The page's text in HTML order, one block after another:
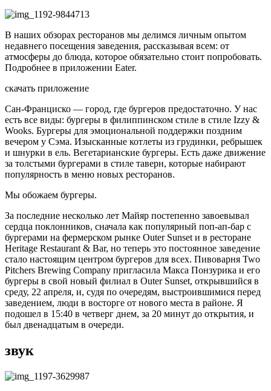
В наших обзорах ресторанов мы делимся личным опытом
недавнего посещения заведения, рассказывая всем: от
атмосферы до блюда, которое обязательно стоит попробовать.
Подробнее в приложении Eater.
скачать приложение
Сан-Франциско — город, где бургеров предостаточно. У нас
есть все виды: бургеры в филиппинском стиле в стиле Izzy &
Wooks. Бургеры для эмоциональной поддержки поздним
вечером у Сэма. Изысканные котлеты из грудинки, ребрышек
и шнурки в ель. Вегетарианские бургеры. Есть даже движение
за толстыми бургерами в стиле таверн, которые набирают
популярность в меню новых ресторанов.
Мы обожаем бургеры.
За последние несколько лет Майяр постепенно завоевывал
сердца поклонников, сначала как популярный поп-ап-бар с
бургерами на фермерском рынке Outer Sunset и в ресторане
Heritage Restaurant & Bar, но теперь это постоянное заведение
стало настоящим центром бургеров для всех. Пивоварня Two
Pitchers Brewing Company пригласила Макса Понзурика и его
бургеры в свой новый филиал в Outer Sunset, открывшийся в
среду, 22 апреля, и, судя по очередям, выстроившимися перед
заведением, люди в восторге от нового места в районе. Я
подошел в 15:40 в четверг днем, за 20 минут до открытия, и
был двенадцатым в очереди.
звук